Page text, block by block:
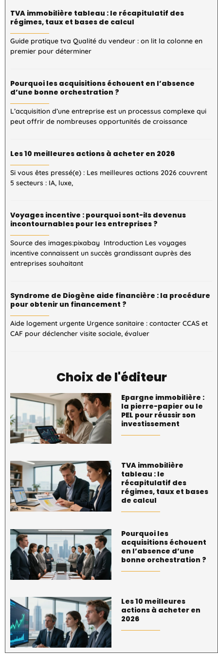
TVA immobilière tableau : le récapitulatif des
régimes, taux et bases de calcul
Guide pratique tva Qualité du vendeur : on lit la colonne en
premier pour déterminer
Pourquoi les acquisitions échouent en l’absence
d’une bonne orchestration ?
L’acquisition d’une entreprise est un processus complexe qui
peut offrir de nombreuses opportunités de croissance
Les 10 meilleures actions à acheter en 2026
Si vous êtes pressé(e) : Les meilleures actions 2026 couvrent
5 secteurs : IA, luxe,
Voyages incentive : pourquoi sont-ils devenus
incontournables pour les entreprises ?
Source des images:pixabay Introduction Les voyages
incentive connaissent un succès grandissant auprès des
entreprises souhaitant
Syndrome de Diogène aide financière : la procédure
pour obtenir un financement ?
Aide logement urgente Urgence sanitaire : contacter CCAS et
CAF pour déclencher visite sociale, évaluer
Choix de l'éditeur
Epargne immobilière :
la pierre-papier ou le
PEL pour réussir son
investissement
TVA immobilière
tableau : le
récapitulatif des
régimes, taux et bases
de calcul
Pourquoi les
acquisitions échouent
en l’absence d’une
bonne orchestration ?
Les 10 meilleures
actions à acheter en
2026